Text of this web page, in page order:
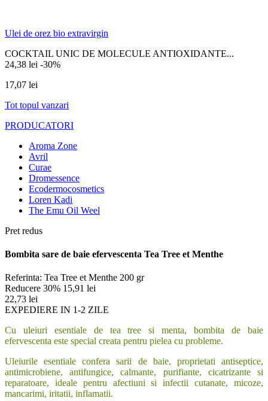
Ulei de orez bio extravirgin
COCKTAIL UNIC DE MOLECULE ANTIOXIDANTE...
24,38 lei -30%
17,07 lei
Tot topul vanzari
PRODUCATORI
Aroma Zone
Avril
Curae
Dromessence
Ecodermocosmetics
Loren Kadi
The Emu Oil Weel
Pret redus
Bombita sare de baie efervescenta Tea Tree et Menthe
Referinta: Tea Tree et Menthe 200 gr
Reducere 30% 15,91 lei
22,73 lei
EXPEDIERE IN 1-2 ZILE
Cu uleiuri esentiale de tea tree si menta, bombita de baie
efervescenta este special creata pentru pielea cu probleme.
Uleiurile esentiale confera sarii de baie, proprietati antiseptice,
antimicrobiene, antifungice, calmante, purifiante, cicatrizante si
reparatoare, ideale pentru afectiuni si infectii cutanate, micoze,
mancarimi, iritatii, inflamatii.